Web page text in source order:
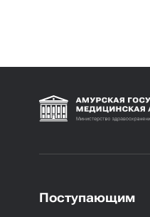
Поступающим